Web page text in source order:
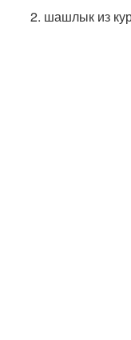
2. шашлык из